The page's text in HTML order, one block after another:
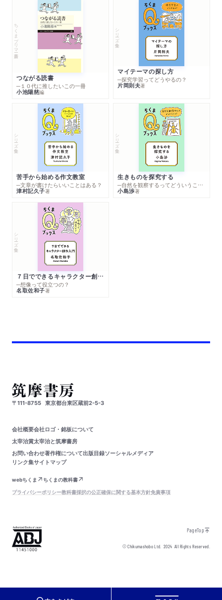
ちくまプリマー新書
つながる読書
─１０代に推したいこの一冊
小池陽慈編
シリーズ・全集
マイテーマの探し方
─探究学習ってどうやるの？
片岡則夫著
シリーズ・全集
苦手から始める作文教室
─文章が書けたらいいことはある？
津村記久子著
シリーズ・全集
生きものを探究する
─自然を観察するってどういうこと？
小島渉著
シリーズ・全集
７日でできるキャラクター創作入門
─想像って役立つの？
名取佐和子著
〒111-8755 東京都台東区蔵前2-5-3
会社概要会社ロゴ・銘板について
太宰治賞太宰治と筑摩書房
お問い合わせ著作権について出版目録ソーシャルメディア
リンク集サイトマップ
webちくま
ちくまの教科書
プライバシーポリシー教科書採択の公正確保に関する基本方針免責事項
PageTop
© Chikumashobo Ltd.2024 All Rights Reserved.